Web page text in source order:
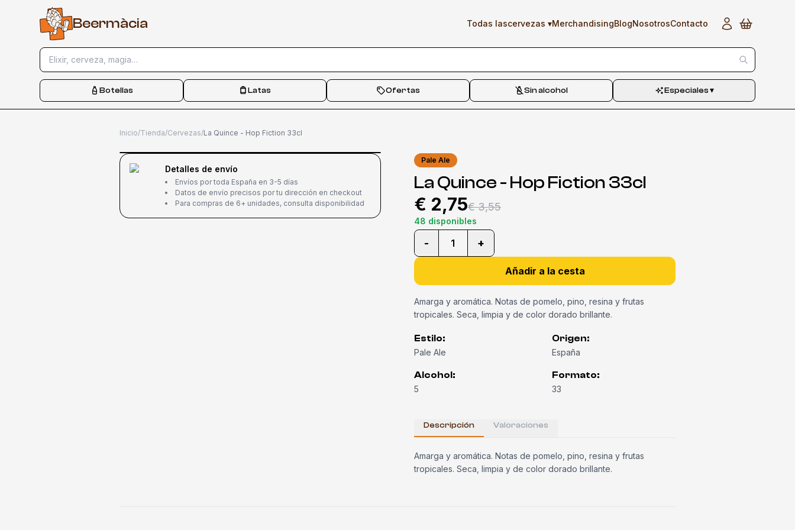
Beermàcia Todas lascervezas ▾MerchandisingBlogNosotrosContacto
Elixir, cerveza, magia…
Botellas Latas Ofertas Sin alcohol Especiales▾
Inicio/Tienda/Cervezas/La Quince - Hop Fiction 33cl
-23 Detalles de envío
Envíos por toda España en 3-5 días
Datos de envío precisos por tu dirección en checkout
Para compras de 6+ unidades, consulta disponibilidad
Pale Ale
La Quince - Hop Fiction 33cl
€ 2,75€ 3,55
48 disponibles
- 1 +
Añadir a la cesta
Amarga y aromática. Notas de pomelo, pino, resina y frutas
tropicales. Seca, limpia y de color dorado brillante.
Estilo:
Pale Ale
Origen:
España
Alcohol:
5
Formato:
33
Descripción Valoraciones
Amarga y aromática. Notas de pomelo, pino, resina y frutas
tropicales. Seca, limpia y de color dorado brillante.